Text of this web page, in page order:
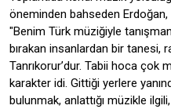
öneminden bahseden Erdoğan,
"Benim Türk müziğiyle
bırakan insanlardan bir tanesi,
Tanrıkorur’dur. Tabii hoca çok
karakter idi. Gittiği yerlere
bulunmak, anlattığı müzikle